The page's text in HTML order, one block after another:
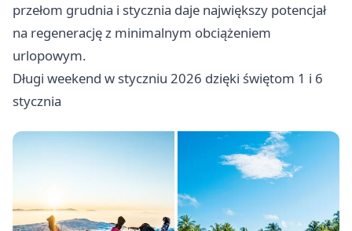
przełom grudnia i stycznia daje największy potencjał
na regenerację z minimalnym obciążeniem
urlopowym.
Długi weekend w styczniu 2026 dzięki świętom 1 i 6
stycznia